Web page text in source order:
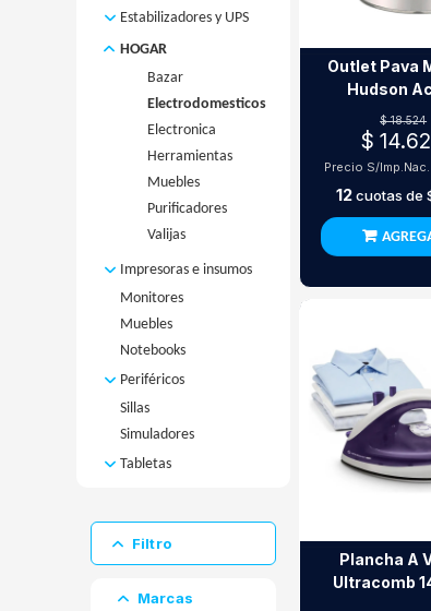
Disco SSD
Memorias Ram
DDR5
Motherboards
Placas de Video
Placas de
Video AMD
Placas de
Procesadores
Micro AMD
Micro INTEL
Refrigeracion
Gabinete
Armadas Con
Monitor
Mini PC
Powered by MSI
Adaptador WIFI
Antena
Placa de Red
Router
Switch
Varios
Estabilizadores y UPS
Estabilizadores
UPS
HOGAR
Bazar
Electrodomesticos
Electronica
Herramientas
Muebles
Purificadores
Valijas
Impresoras e insumos
Impresoras
Insumos
Monitores
Muebles
Notebooks
Periféricos
Joysticks
Microfonos
Parlantes
Teclados
Webcam
Sillas
Simuladores
Tabletas
Tablets
Filtro
Marcas
Outlet Pava
Hudson
Inoxidable
Madera
$ 18.524
$
Precio S/Imp.Nac.
12cuotas de
Plancha A
Ultracomb